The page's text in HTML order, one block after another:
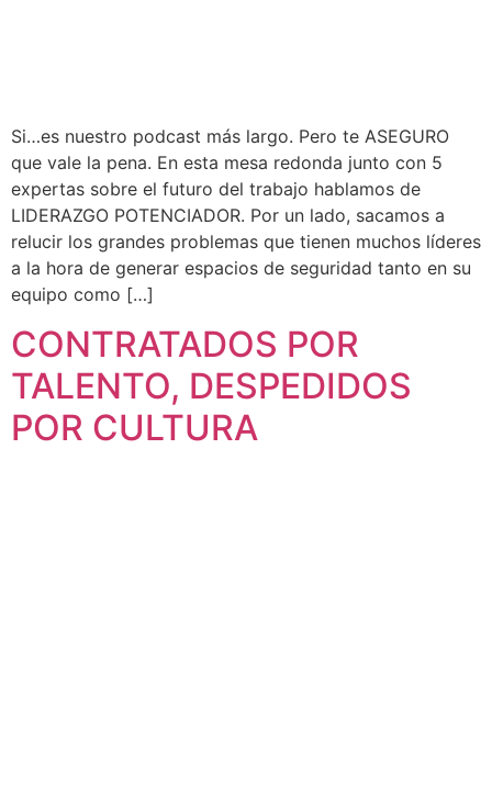
Si…es nuestro podcast más largo. Pero te ASEGURO
que vale la pena. En esta mesa redonda junto con 5
expertas sobre el futuro del trabajo hablamos de
LIDERAZGO POTENCIADOR. Por un lado, sacamos a
relucir los grandes problemas que tienen muchos líderes
a la hora de generar espacios de seguridad tanto en su
equipo como […]
CONTRATADOS POR
TALENTO, DESPEDIDOS
POR CULTURA